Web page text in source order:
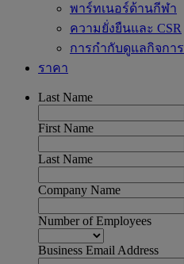
พาร์ทเนอร์ด้านกีฬา
ความยั่งยืนและ CSR
การกำกับดูแลกิจการ
ราคา
Last Name
First Name
Last Name
Company Name
Number of Employees
Business Email Address